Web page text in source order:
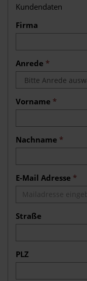
Kundendaten
Firma
Anrede *
Vorname *
Nachname *
E-Mail Adresse *
Straße
PLZ